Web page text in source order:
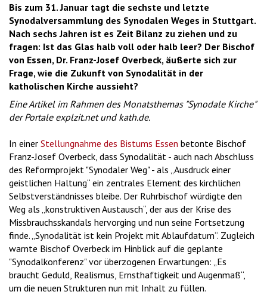
Bis zum 31. Januar tagt die sechste und letzte
Synodalversammlung des Synodalen Weges in Stuttgart.
Nach sechs Jahren ist es Zeit Bilanz zu ziehen und zu
fragen: Ist das Glas halb voll oder halb leer? Der Bischof
von Essen, Dr. Franz-Josef Overbeck, äußerte sich zur
Frage, wie die Zukunft von Synodalität in der
katholischen Kirche aussieht?
Eine Artikel im Rahmen des Monatsthemas "Synodale Kirche"
der Portale explzit.net und kath.de.
In einer Stellungnahme des Bistums Essen betonte Bischof
Franz-Josef Overbeck, dass Synodalität - auch nach Abschluss
des Reformprojekt "Synodaler Weg" - als „Ausdruck einer
geistlichen Haltung“ ein zentrales Element des kirchlichen
Selbstverständnisses bleibe. Der Ruhrbischof würdigte den
Weg als „konstruktiven Austausch“, der aus der Krise des
Missbrauchsskandals hervorging und nun seine Fortsetzung
finde. „Synodalität ist kein Projekt mit Ablaufdatum“. Zugleich
warnte Bischof Overbeck im Hinblick auf die geplante
"Synodalkonferenz" vor überzogenen Erwartungen: „Es
braucht Geduld, Realismus, Ernsthaftigkeit und Augenmaß“,
um die neuen Strukturen nun mit Inhalt zu füllen.